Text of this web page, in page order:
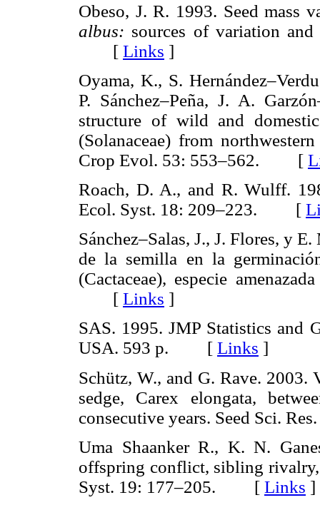
Obeso, J. R. 1993. Seed mass
albus: sources of variation
[ Links ]
Oyama, K., S.
P. Sánchez–Peña, J. A.
structure of wild and
(Solanaceae) from
Crop Evol. 53: 553–562. [
Roach, D. A., and R. Wulff.
Ecol. Syst. 18: 209–223. [
Sánchez–Salas, J., J. Flores, y
de la semilla en la
(Cactaceae), especie
[ Links ]
SAS. 1995. JMP Statistics and
USA. 593 p. [ Links ]
Schütz, W., and G. Rave. 2003.
sedge, Carex elongata,
consecutive years. Seed Sci.
Uma Shaanker R., K. N.
offspring conflict, sibling
Syst. 19: 177–205. [ Links ]